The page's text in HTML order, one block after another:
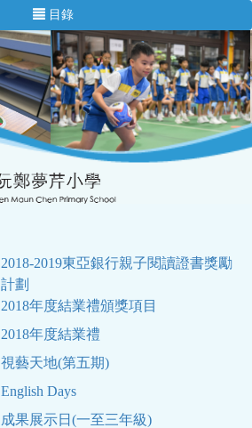
目錄
2018-2019東亞銀行親子閱讀證書獎勵
計劃
2018年度結業禮頒獎項目
2018年度結業禮
視藝天地(第五期)
English Days
成果展示日(一至三年級)